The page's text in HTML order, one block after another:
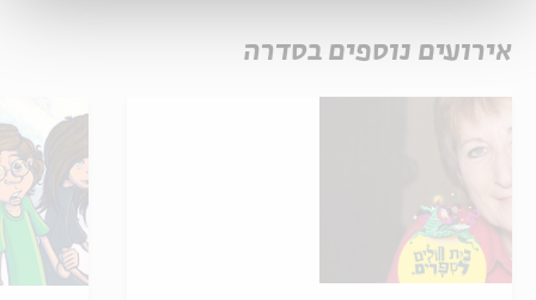
אירועים נוספים בסדרה